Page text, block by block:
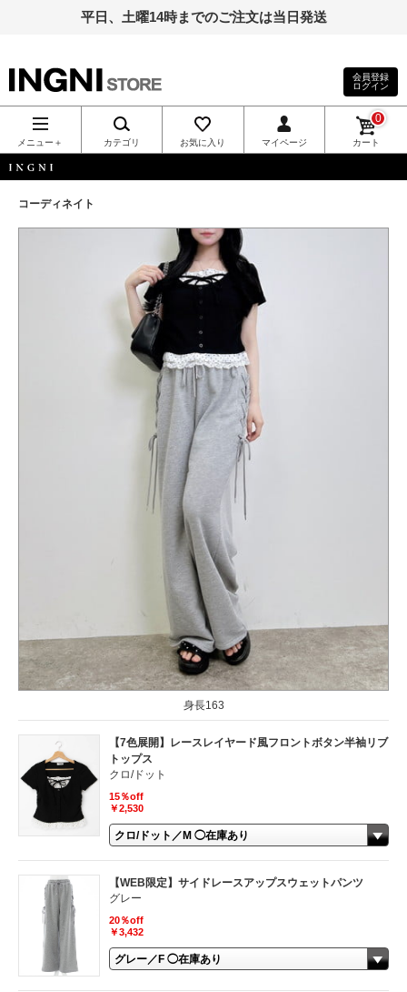
平日、土曜14時までのご注文は当日発送
INGNI（イン
グ）公式通
販｜INGNI
STORE
会員登録
ログイン
メニュー＋ カテゴリ お気に入り マイページ カート
0
コーディネイト
身長163
【7色展開】レースレイヤード風フロントボタン半袖リブ
トップス
クロ/ドット
15％off
￥2,530
【WEB限定】サイドレースアップスウェットパンツ
グレー
20％off
￥3,432